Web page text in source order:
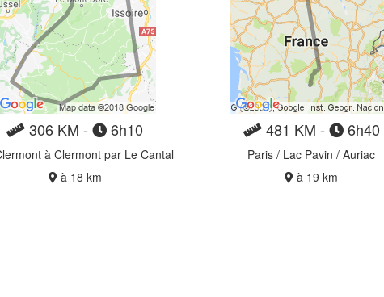
306 KM - 6h10
à Clermont par Le Cantal
à 18 km
481 KM - 6h40
Paris / Lac Pavin / Auriac
à 19 km